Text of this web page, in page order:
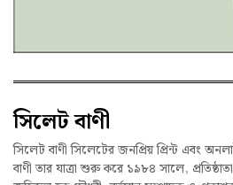
সিলেট বাণী
সিলেট বাণী সিলেটের জনপ্রিয় প্রিন্ট এবং
বাণী তার যাত্রা শুরু করে ১৯৮৪ সালে,